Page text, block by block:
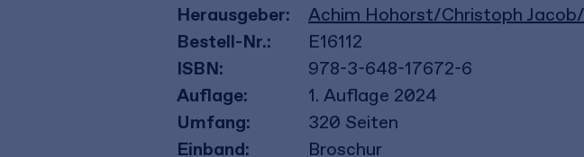
Herausgeber:
Achim Hohorst/Christoph
Bestell-Nr.:
E16112
ISBN:
978-3-648-17672-6
Auflage:
1. Auflage 2024
Umfang:
320 Seiten
Einband:
Broschur